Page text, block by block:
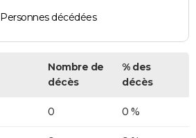
Personnes décédées
Nombre de
décès
% des
décès
0 0 %